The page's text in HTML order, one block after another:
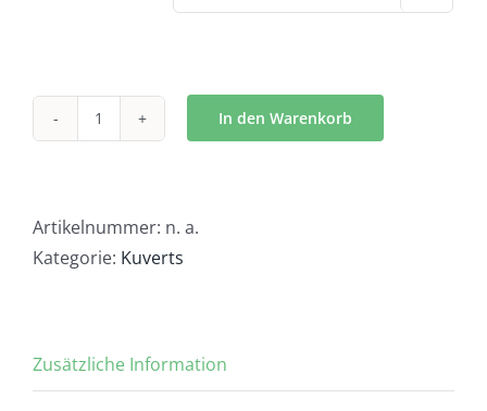
Kuvert
K1870
Menge
In den Warenkorb
Artikelnummer: n. a.
Kategorie: Kuverts
Zusätzliche Information